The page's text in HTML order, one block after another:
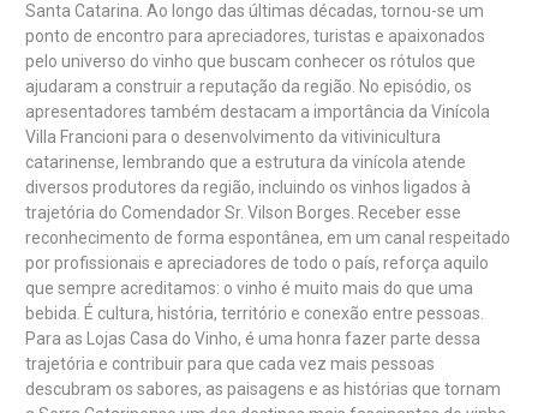
Santa Catarina. Ao longo das últimas décadas, tornou-se um
ponto de encontro para apreciadores, turistas e apaixonados
pelo universo do vinho que buscam conhecer os rótulos que
ajudaram a construir a reputação da região. No episódio, os
apresentadores também destacam a importância da Vinícola
Villa Francioni para o desenvolvimento da vitivinicultura
catarinense, lembrando que a estrutura da vinícola atende
diversos produtores da região, incluindo os vinhos ligados à
trajetória do Comendador Sr. Vilson Borges. Receber esse
reconhecimento de forma espontânea, em um canal respeitado
por profissionais e apreciadores de todo o país, reforça aquilo
que sempre acreditamos: o vinho é muito mais do que uma
bebida. É cultura, história, território e conexão entre pessoas.
Para as Lojas Casa do Vinho, é uma honra fazer parte dessa
trajetória e contribuir para que cada vez mais pessoas
descubram os sabores, as paisagens e as histórias que tornam